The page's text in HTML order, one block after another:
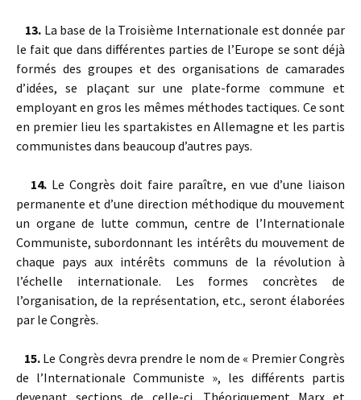
13. La base de la Troisième Internationale est donnée par
le fait que dans différentes parties de l’Europe se sont déjà
formés des groupes et des organisations de camarades
d’idées, se plaçant sur une plate-forme commune et
employant en gros les mêmes méthodes tactiques. Ce sont
en premier lieu les spartakistes en Allemagne et les partis
communistes dans beaucoup d’autres pays.
14. Le Congrès doit faire paraître, en vue d’une liaison
permanente et d’une direction méthodique du mouvement
un organe de lutte commun, centre de l’Internationale
Communiste, subordonnant les intérêts du mouvement de
chaque pays aux intérêts communs de la révolution à
l’échelle internationale. Les formes concrètes de
l’organisation, de la représentation, etc., seront élaborées
par le Congrès.
15.Le Congrès devra prendre le nom de « Premier Congrès
de l’Internationale Communiste », les différents partis
devenant sections de celle-ci. Théoriquement Marx et